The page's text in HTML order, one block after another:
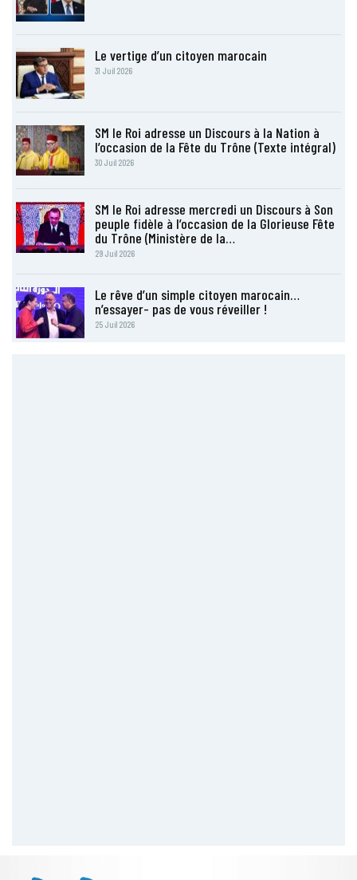
Le vertige d’un citoyen marocain
31 Juil 2026
SM le Roi adresse un Discours à la Nation à
l’occasion de la Fête du Trône (Texte intégral)
30 Juil 2026
SM le Roi adresse mercredi un Discours à Son
peuple fidèle à l’occasion de la Glorieuse Fête
du Trône (Ministère de la…
29 Juil 2026
Le rêve d’un simple citoyen marocain…
n’essayer- pas de vous réveiller !
25 Juil 2026